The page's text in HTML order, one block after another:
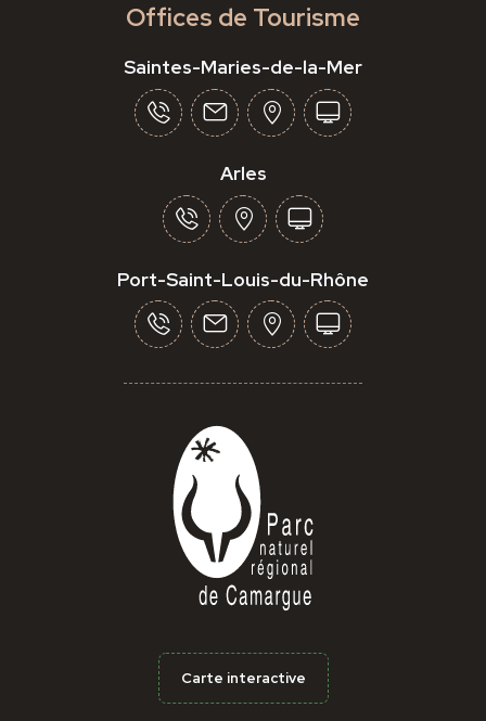
Offices de Tourisme
Saintes-Maries-de-la-Mer
Arles
Port-Saint-Louis-du-Rhône
Carte interactive